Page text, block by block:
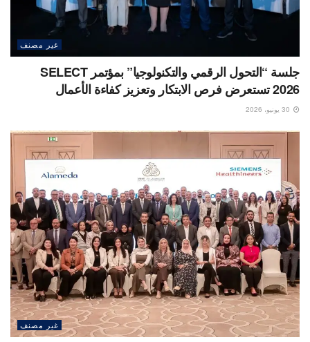
غير مصنف
جلسة “التحول الرقمي والتكنولوجيا” بمؤتمر SELECT
2026 تستعرض فرص الابتكار وتعزيز كفاءة الأعمال
غير مصنف